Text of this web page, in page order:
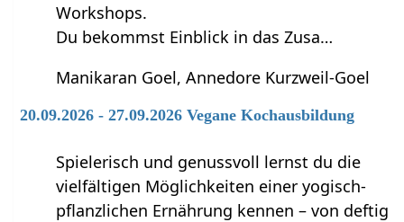
Workshops.
Du bekommst Einblick in das Zusa…
Manikaran Goel, Annedore Kurzweil-Goel
20.09.2026 - 27.09.2026 Vegane Kochausbildung
Spielerisch und genussvoll lernst du die
vielfältigen Möglichkeiten einer yogisch-
pflanzlichen Ernährung kennen – von deftig